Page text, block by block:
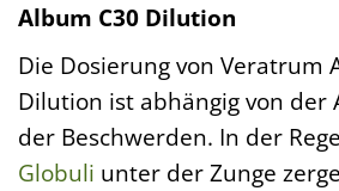
Album C30 Dilution
Die Dosierung von Veratrum
Dilution ist abhängig von der
der Beschwerden. In der
Globuli unter der Zunge